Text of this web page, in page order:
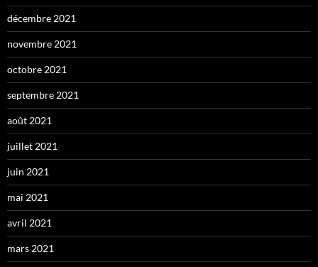
décembre 2021
novembre 2021
octobre 2021
septembre 2021
août 2021
juillet 2021
juin 2021
mai 2021
avril 2021
mars 2021